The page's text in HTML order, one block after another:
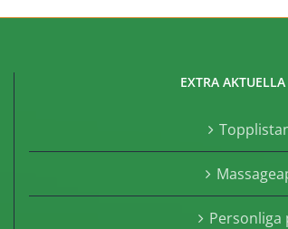
EXTRA
Personliga